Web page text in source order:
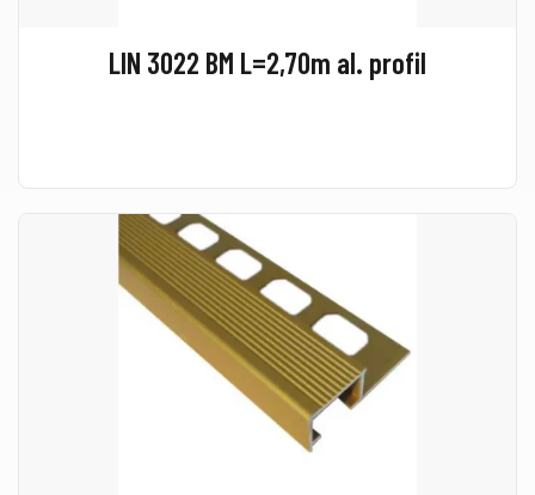
LIN 3022 BM L=2,70m al. profil